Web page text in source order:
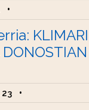
•
23 •